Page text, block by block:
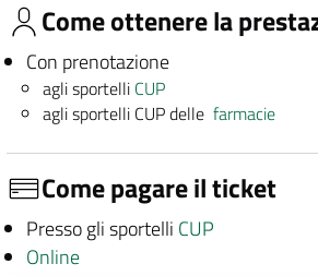
Come ottenere la
Con prenotazione
agli sportelli CUP
agli sportelli CUP dellefarmacie
Come pagare il ticket
Presso gli sportelli CUP
Online